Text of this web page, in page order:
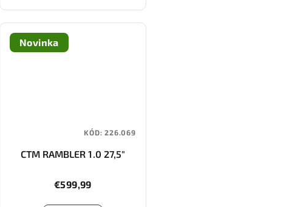
Novinka
CTM RAMBLER 1.0 27,5"
€599,99
KÓD:226.069